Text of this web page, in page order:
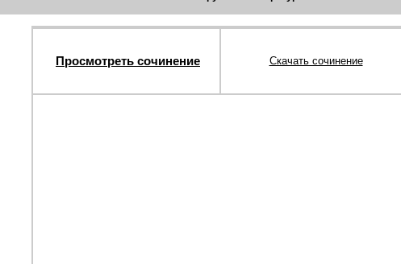
Просмотреть сочинение Скачать сочинение